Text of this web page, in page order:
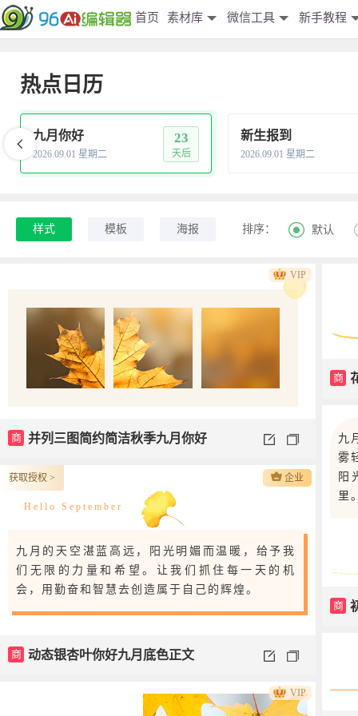
首页 素材库 微信工具 新手教程
热点日历
九月你好
2026.09.01 星期二
23
天后
新生报到
2026.09.01 星期二
样式 模板 海报 排序：  默认
商 并列三图简约简洁秋季九月你好
VIP
商
九
雾
阳
里
商
Hello September
九月的天空湛蓝高远，阳光明媚而温暖，给予我
们无限的力量和希望。让我们抓住每一天的机
会，用勤奋和智慧去创造属于自己的辉煌。
商 动态银杏叶你好九月底色正文
获取授权 > 企业
VIP